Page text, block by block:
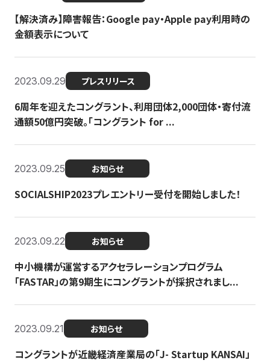
【解決済み】障害報告：Google pay・Apple pay利用時の
金額表示について
2023.09.29 プレスリリース
6周年を迎えたコングラント、利用団体2,000団体・寄付流
通額50億円突破。「コングラント for ...
2023.09.25 お知らせ
SOCIALSHIP2023プレエントリー受付を開始しました！
2023.09.22 お知らせ
中小機構が運営するアクセラレーションプログラム
「FASTAR」の第9期生にコングラントが採択されまし...
2023.09.21 お知らせ
コングラントが近畿経済産業局の「J- Startup KANSAI」